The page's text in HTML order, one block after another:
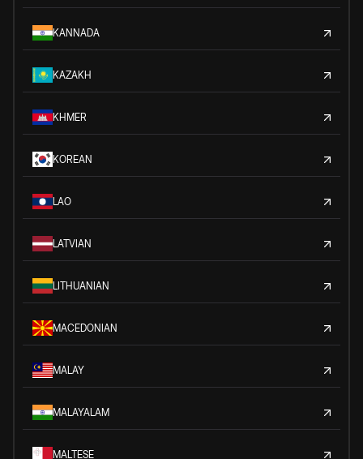
KANNADA
KAZAKH
KHMER
KOREAN
LAO
LATVIAN
LITHUANIAN
MACEDONIAN
MALAY
MALAYALAM
MALTESE